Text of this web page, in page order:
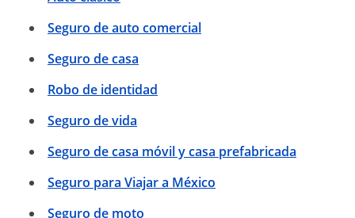
Seguro de auto comercial
Seguro de casa
Robo de identidad
Seguro de vida
Seguro de casa móvil y casa prefabricada
Seguro para Viajar a México
Seguro de moto